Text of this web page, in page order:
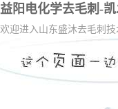
益阳电化学去毛刺-
欢迎进入山东盛沐去毛刺技